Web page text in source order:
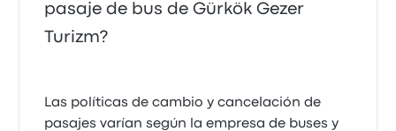
pasaje de bus de Gürkök Gezer
Turizm?
Las políticas de cambio y cancelación de
pasajes varían según la empresa de buses y